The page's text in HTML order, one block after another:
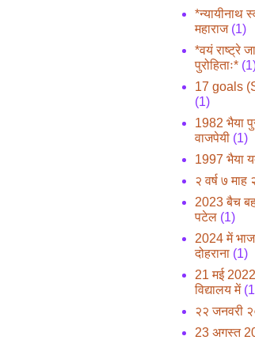
*न्यायीनाथ
महाराज (1)
*वयं राष्ट्रे
पुरोहिताः*
17 goals
(1)
1982 भैया
वाजपेयी (1)
1997 भैया
२ वर्ष ७ माह
2023 बैच
पटेल (1)
2024 में
दोहराना (1)
21 मई
विद्यालय में
२२ जनवरी
23 अगस्त